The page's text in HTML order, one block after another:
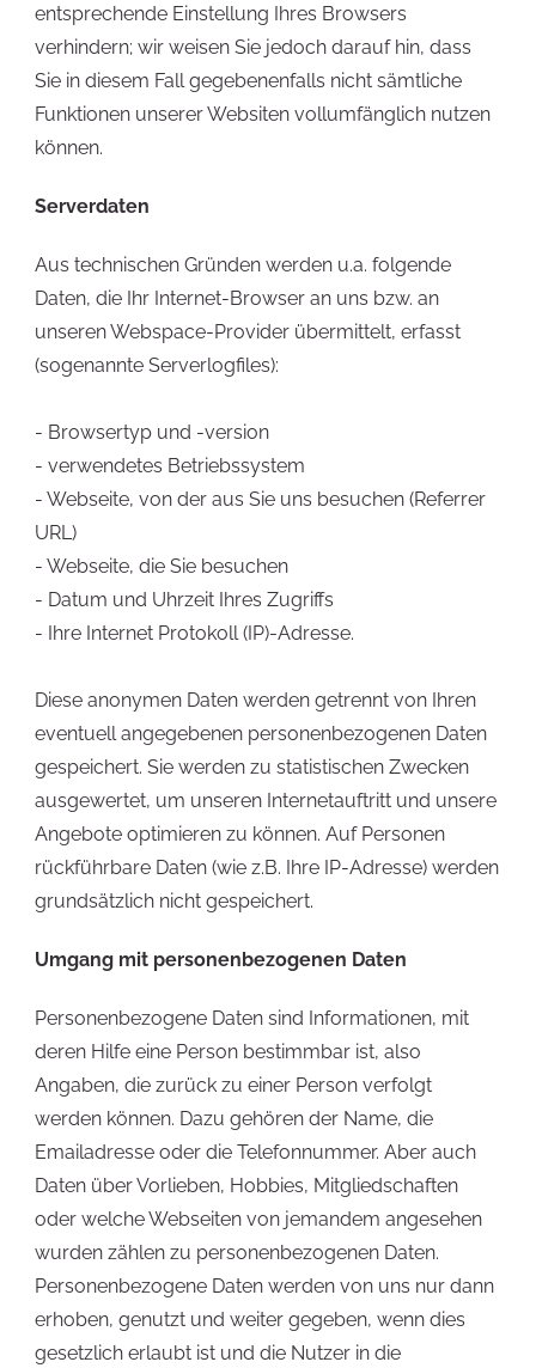
entsprechende Einstellung Ihres Browsers
verhindern; wir weisen Sie jedoch darauf hin, dass
Sie in diesem Fall gegebenenfalls nicht sämtliche
Funktionen unserer Websiten vollumfänglich nutzen
können.
Serverdaten
Aus technischen Gründen werden u.a. folgende
Daten, die Ihr Internet-Browser an uns bzw. an
unseren Webspace-Provider übermittelt, erfasst
(sogenannte Serverlogfiles):
- Browsertyp und -version
- verwendetes Betriebssystem
- Webseite, von der aus Sie uns besuchen (Referrer
URL)
- Webseite, die Sie besuchen
- Datum und Uhrzeit Ihres Zugriffs
- Ihre Internet Protokoll (IP)-Adresse.
Diese anonymen Daten werden getrennt von Ihren
eventuell angegebenen personenbezogenen Daten
gespeichert. Sie werden zu statistischen Zwecken
ausgewertet, um unseren Internetauftritt und unsere
Angebote optimieren zu können. Auf Personen
rückführbare Daten (wie z.B. Ihre IP-Adresse) werden
grundsätzlich nicht gespeichert.
Umgang mit personenbezogenen Daten
Personenbezogene Daten sind Informationen, mit
deren Hilfe eine Person bestimmbar ist, also
Angaben, die zurück zu einer Person verfolgt
werden können. Dazu gehören der Name, die
Emailadresse oder die Telefonnummer. Aber auch
Daten über Vorlieben, Hobbies, Mitgliedschaften
oder welche Webseiten von jemandem angesehen
wurden zählen zu personenbezogenen Daten.
Personenbezogene Daten werden von uns nur dann
erhoben, genutzt und weiter gegeben, wenn dies
gesetzlich erlaubt ist und die Nutzer in die